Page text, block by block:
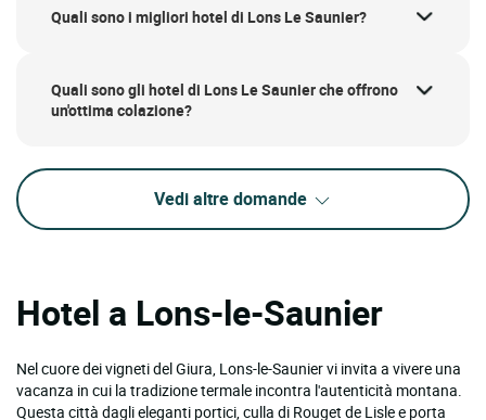
Quali sono i migliori hotel di Lons Le Saunier?
Quali sono gli hotel di Lons Le Saunier che offrono
un'ottima colazione?
Vedi altre domande
Hotel a Lons-le-Saunier
Nel cuore dei vigneti del Giura, Lons-le-Saunier vi invita a vivere una
vacanza in cui la tradizione termale incontra l'autenticità montana.
Questa città dagli eleganti portici, culla di Rouget de Lisle e porta